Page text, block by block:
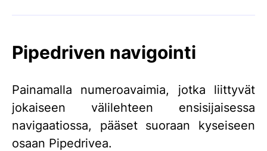
Pipedriven navigointi
Painamalla numeroavaimia, jotka liittyvät
jokaiseen välilehteen ensisijaisessa
navigaatiossa, pääset suoraan kyseiseen
osaan Pipedrivea.